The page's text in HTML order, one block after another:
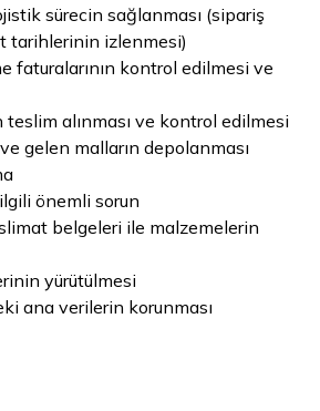
sürecin sağlanması (sipariş
tarihlerinin izlenmesi)
faturalarının kontrol edilmesi ve
teslim alınması ve kontrol edilmesi
gelen malların depolanması
önemli sorun
belgeleri ile malzemelerin
yürütülmesi
ana verilerin korunması